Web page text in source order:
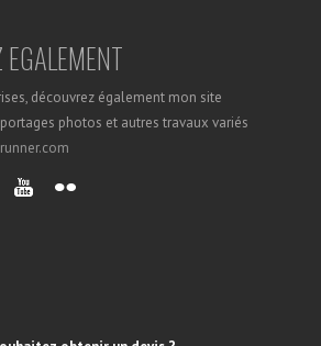
découvrez également mon site
photos et autres travaux variés